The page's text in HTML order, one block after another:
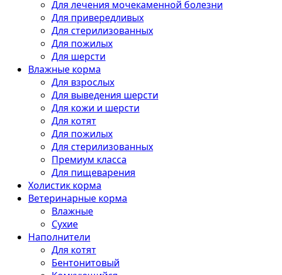
Для лечения мочекаменной болезни
Для привередливых
Для стерилизованных
Для пожилых
Для шерсти
Влажные корма
Для взрослых
Для выведения шерсти
Для кожи и шерсти
Для котят
Для пожилых
Для стерилизованных
Премиум класса
Для пищеварения
Холистик корма
Ветеринарные корма
Влажные
Сухие
Наполнители
Для котят
Бентонитовый